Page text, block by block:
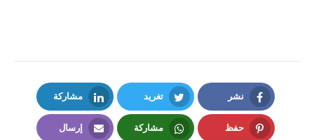
نشر
Facebook
تغريد
Twitter
مشاركة
LinkedIn
حفظ مشاركة إرسال